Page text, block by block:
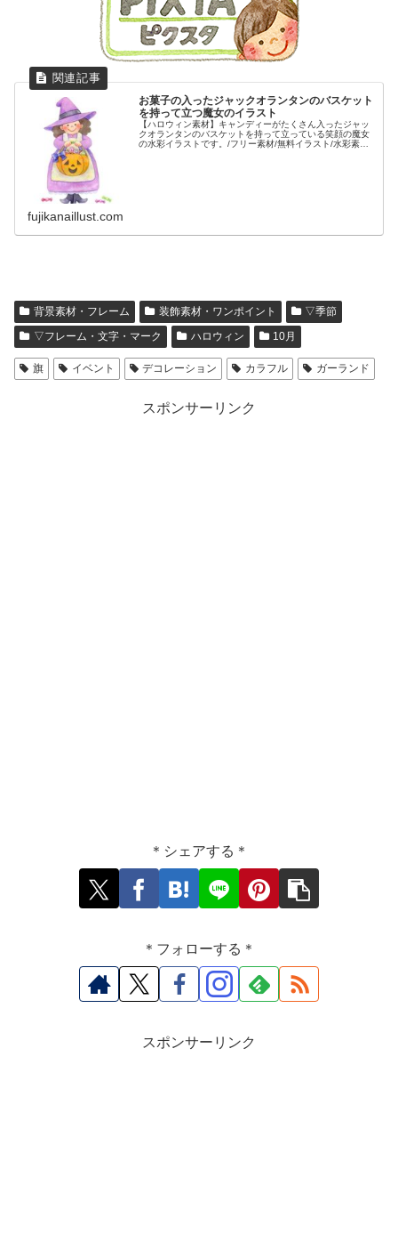
お菓子の入ったジャックオランタンのバスケット
を持って立つ魔女のイラスト
【ハロウィン素材】キャンディーがたくさん入ったジャッ
クオランタンのバスケットを持って立っている笑顔の魔女
の水彩イラストです。/フリー素材/無料イラスト/水彩素材/
fujikanaillust.com
背景素材・フレーム 装飾素材・ワンポイント
▽季節
▽フレーム・文字・マーク
ハロウィン 10月
旗 イベント デコレーション カラフル ガーランド
スポンサーリンク
＊シェアする＊
＊フォローする＊
スポンサーリンク